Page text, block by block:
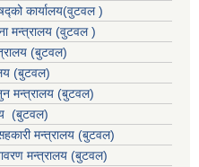
कार्यालय(वुटवल )
मन्त्रालय (वुटवल )
(बुटवल)
(बुटवल)
मन्त्रालय (बुटवल)
(बुटवल)
मन्त्रालय (बुटवल)
मन्त्रालय (बुटवल)